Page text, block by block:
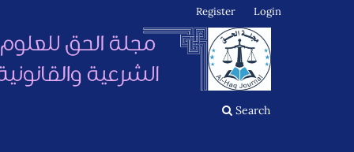
Search
Register Login